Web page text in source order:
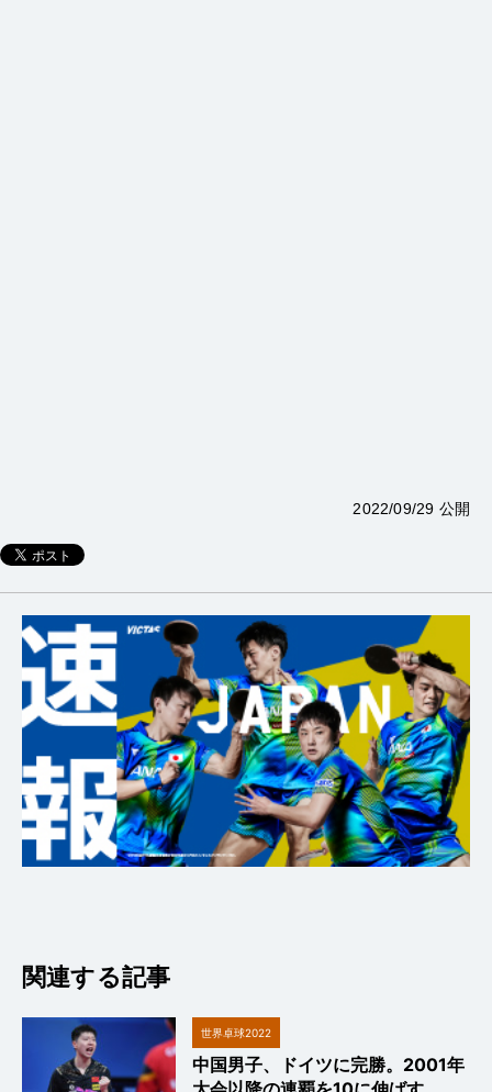
2022/09/29 公開
関連する記事
世界卓球2022
中国男子、ドイツに完勝。2001年